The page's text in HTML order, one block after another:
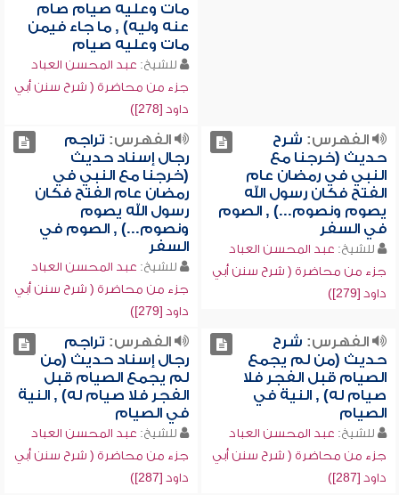
مات وعليه صيام صام
عنه وليه) , ما جاء فيمن
مات وعليه صيام
للشيخ: عبد المحسن العباد
جزء من محاضرة ( شرح سنن أبي
داود [278])
الفهرس: شرح
حديث (خرجنا مع
النبي في رمضان عام
الفتح فكان رسول الله
يصوم ونصوم...) , الصوم
في السفر
للشيخ: عبد المحسن العباد
جزء من محاضرة ( شرح سنن أبي
داود [279])
الفهرس: تراجم
رجال إسناد حديث
(خرجنا مع النبي في
رمضان عام الفتح فكان
رسول الله يصوم
ونصوم...) , الصوم في
السفر
للشيخ: عبد المحسن العباد
جزء من محاضرة ( شرح سنن أبي
داود [279])
الفهرس: شرح
حديث (من لم يجمع
الصيام قبل الفجر فلا
صيام له) , النية في
الصيام
للشيخ: عبد المحسن العباد
جزء من محاضرة ( شرح سنن أبي
داود [287])
الفهرس: تراجم
رجال إسناد حديث (من
لم يجمع الصيام قبل
الفجر فلا صيام له) , النية
في الصيام
للشيخ: عبد المحسن العباد
جزء من محاضرة ( شرح سنن أبي
داود [287])